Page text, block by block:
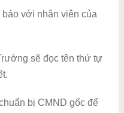
với nhân viên của
sẽ đọc tên thứ tự
bị CMND gốc để